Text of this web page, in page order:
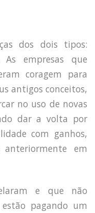
dos dois tipos:
empresas que
coragem para
antigos conceitos,
no uso de novas
dar a volta por
com ganhos,
em
e que não
pagando um